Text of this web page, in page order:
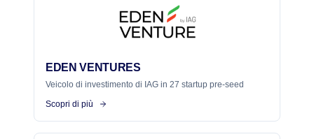
EDEN VENTURES
Veicolo di investimento di IAG in 27 startup pre-seed
Scopri di più